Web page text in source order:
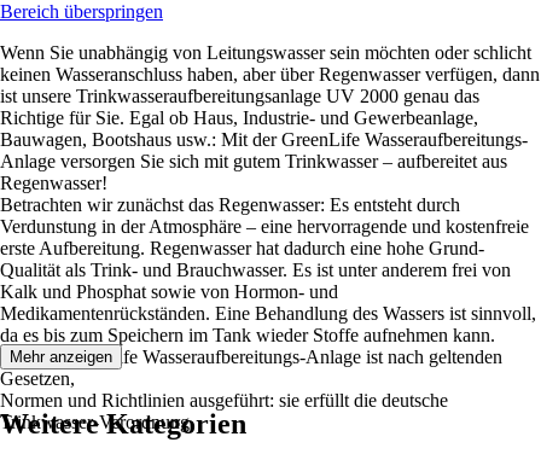
Bereich überspringen
Wenn Sie unabhängig von Leitungswasser sein möchten oder schlicht
keinen Wasseranschluss haben, aber über Regenwasser verfügen, dann
ist unsere Trinkwasseraufbereitungsanlage UV 2000 genau das
Richtige für Sie. Egal ob Haus, Industrie- und Gewerbeanlage,
Bauwagen, Bootshaus usw.: Mit der GreenLife Wasseraufbereitungs-
Anlage versorgen Sie sich mit gutem Trinkwasser – aufbereitet aus
Regenwasser!
Betrachten wir zunächst das Regenwasser: Es entsteht durch
Verdunstung in der Atmosphäre – eine hervorragende und kostenfreie
erste Aufbereitung. Regenwasser hat dadurch eine hohe Grund-
Qualität als Trink- und Brauchwasser. Es ist unter anderem frei von
Kalk und Phosphat sowie von Hormon- und
Medikamentenrückständen. Eine Behandlung des Wassers ist sinnvoll,
da es bis zum Speichern im Tank wieder Stoffe aufnehmen kann.
Unsere GreenLife Wasseraufbereitungs-Anlage ist nach geltenden
Gesetzen,
Normen und Richtlinien ausgeführt: sie erfüllt die deutsche
Trinkwasser-Verordnung.
Mehr anzeigen
Weitere Kategorien